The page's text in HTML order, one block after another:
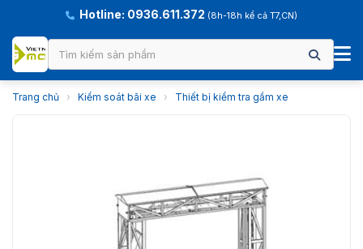
Hotline: 0936.611.372 (8h-18h kể cả T7,CN)
Trang chủ › Kiểm soát bãi xe › Thiết bị kiểm tra gầm xe